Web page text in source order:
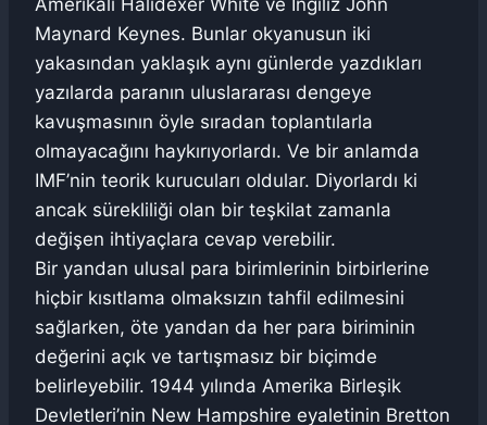
Amerikalı Halidexer White ve İngiliz John
Maynard Keynes. Bunlar okyanusun iki
yakasından yaklaşık aynı günlerde yazdıkları
yazılarda paranın uluslararası dengeye
kavuşmasının öyle sıradan toplantılarla
olmayacağını haykırıyorlardı. Ve bir anlamda
IMF’nin teorik kurucuları oldular. Diyorlardı ki
ancak sürekliliği olan bir teşkilat zamanla
değişen ihtiyaçlara cevap verebilir.
Bir yandan ulusal para birimlerinin birbirlerine
hiçbir kısıtlama olmaksızın tahfil edilmesini
sağlarken, öte yandan da her para biriminin
değerini açık ve tartışmasız bir biçimde
belirleyebilir. 1944 yılında Amerika Birleşik
Devletleri’nin New Hampshire eyaletinin Bretton